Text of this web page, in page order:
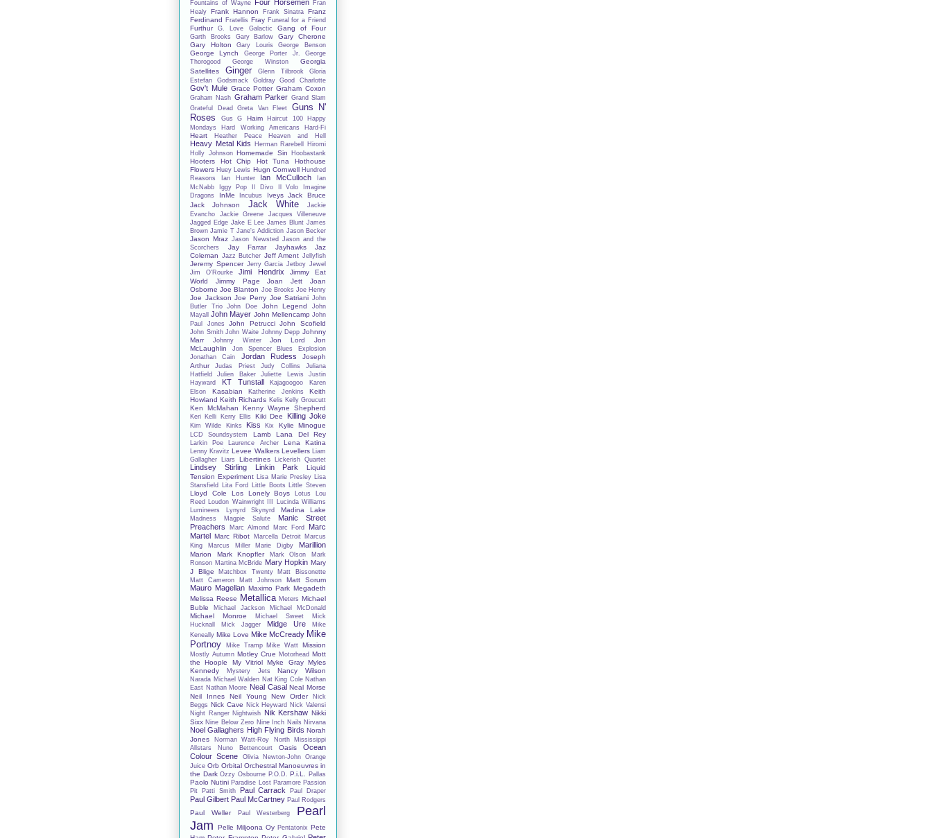
Fountains of Wayne Four Horsemen Fran
Healy Frank Hannon Frank Sinatra Franz
Ferdinand Fratellis Fray Funeral for a Friend
Furthur G. Love Galactic Gang of Four
Garth Brooks Gary Barlow
Gary Cherone
Gary Holton
Gary Louris George Benson
George Lynch George Porter Jr.
George
Thorogood
George Winston
Georgia
Satellites
Ginger Glenn Tilbrook
Gloria
Estefan
Godsmack Goldray Good Charlotte
Gov't Mule Grace Potter Graham Coxon
Graham Nash Graham Parker Grand Slam
Grateful Dead
Greta Van Fleet
Guns N'
Roses
Gus G Haim Haircut 100
Happy
Mondays
Hard Working Americans Hard-Fi
Heart Heather Peace Heaven and Hell
Heavy Metal Kids Herman Rarebell
Hiromi
Holly Johnson Homemade Sin Hoobastank
Hooters Hot Chip Hot Tuna
Hothouse
Flowers Huey Lewis Hugn Cornwell Hundred
Reasons
Ian Hunter Ian McCulloch
Ian
McNabb
Iggy Pop Il Divo Il Volo
Imagine
Dragons
InMe Incubus Iveys
Jack Bruce
Jack Johnson
Jack White
Jackie
Evancho
Jackie Greene
Jacques Villeneuve
Jagged Edge Jake E Lee James Blunt James
Brown Jamie T Jane's Addiction Jason Becker
Jason Mraz Jason Newsted Jason and the
Scorchers
Jay Farrar Jayhawks
Jaz
Coleman Jazz Butcher Jeff Ament Jellyfish
Jeremy Spencer Jerry Garcia Jetboy Jewel
Jim O'Rourke
Jimi Hendrix
Jimmy Eat
World
Jimmy Page Joan Jett
Joan
Osborne Joe Blanton Joe Brooks Joe Henry
Joe Jackson Joe Perry Joe Satriani John
Butler Trio
John Doe John Legend
John
Mayall
John Mayer John Mellencamp John
Paul Jones
John Petrucci John Scofield
John Smith John Waite Johnny Depp Johnny
Marr
Johnny Winter Jon Lord
Jon
McLaughlin
Jon Spencer Blues Explosion
Jonathan Cain
Jordan Rudess
Joseph
Arthur
Judas Priest Judy Collins
Juliana
Hatfield
Julien Baker Juliette Lewis
Justin
Hayward
KT Tunstall Kajagoogoo
Karen
Elson
Kasabian Katherine Jenkins
Keith
Howland Keith Richards Kelis Kelly Groucutt
Ken McMahan Kenny Wayne Shepherd
Keri Kelli Kerry Ellis Kiki Dee Killing Joke
Kim Wilde Kinks Kiss Kix Kylie Minogue
LCD Soundsystem Lamb Lana Del Rey
Larkin Poe Laurence Archer Lena Katina
Lenny Kravitz Levee Walkers Levellers
Liam
Gallagher
Liars Libertines Lickerish Quartet
Lindsey Stirling Linkin Park
Liquid
Tension Experiment
Lisa Marie Presley
Lisa
Stansfield
Lita Ford Little Boots Little Steven
Lloyd Cole Los Lonely Boys Lotus
Lou
Reed
Loudon Wainwright III
Lucinda Williams
Lumineers
Lynyrd Skynyrd Madina Lake
Madness Magpie Salute
Manic Street
Preachers
Marc Almond Marc Ford
Marc
Martel Marc Ribot Marcella Detroit
Marcus
King
Marcus Miller Marie Digby Marillion
Marion Mark Knopfler Mark Olson
Mark
Ronson Martina McBride Mary Hopkin Mary
J Blige
Matchbox Twenty
Matt Bissonette
Matt Cameron
Matt Johnson Matt Sorum
Mauro Magellan Maximo Park Megadeth
Melissa Reese
Metallica Meters Michael
Buble
Michael Jackson Michael McDonald
Michael Monroe Michael Sweet
Mick
Hucknall
Mick Jagger Midge Ure
Mike
Keneally Mike Love Mike McCready Mike
Portnoy
Mike Tramp Mike Watt Mission
Mostly Autumn Motley Crue Motorhead Mott
the Hoople
My Vitriol Myke Gray Myles
Kennedy
Mystery Jets Nancy Wilson
Narada Michael Walden Nat King Cole Nathan
East Nathan Moore Neal Casal Neal Morse
Neil Innes
Neil Young New Order
Nick
Beggs Nick Cave Nick Heyward Nick Valensi
Night Ranger Nightwish Nik Kershaw Nikki
Sixx Nine Below Zero Nine Inch Nails Nirvana
Noel Gallaghers High Flying Birds Norah
Jones
Norman Watt-Roy
North Mississippi
Allstars
Nuno Bettencourt Oasis
Ocean
Colour Scene
Olivia Newton-John
Orange
Juice Orb Orbital Orchestral Manoeuvres in
the Dark Ozzy Osbourne P.O.D. P.i.L. Pallas
Paolo Nutini Paradise Lost Paramore Passion
Pit
Patti Smith Paul Carrack Paul Draper
Paul Gilbert Paul McCartney Paul Rodgers
Paul Weller Paul Westerberg
Pearl
Jam
Pelle Miljoona Oy Pentatonix Pete